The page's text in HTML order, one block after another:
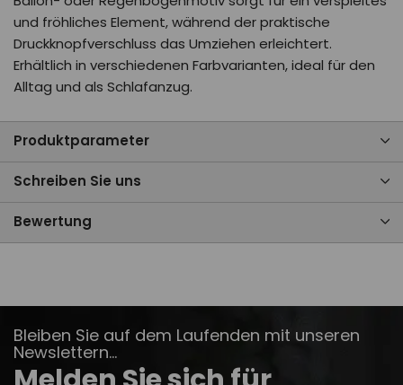
und fröhliches Element, während der praktische
Druckknopfverschluss das Umziehen erleichtert.
Erhältlich in verschiedenen Farbvarianten, ideal für den
Alltag und als Schlafanzug.
Produktparameter
Schreiben Sie uns
Bewertung
Bleiben Sie auf dem Laufenden mit unseren
Newslettern...